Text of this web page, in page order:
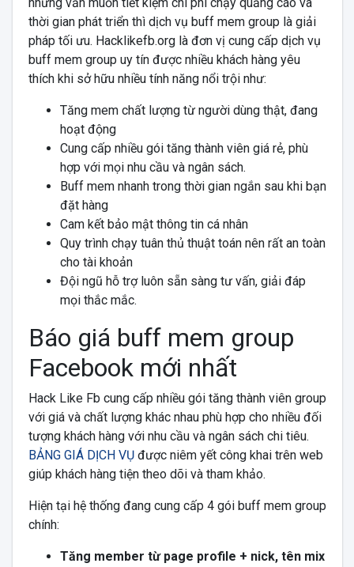
nhưng vấn muốn tiết kiệm chi phí chạy quảng cáo và
thời gian phát triển thì dịch vụ buff mem group là giải
pháp tối ưu. Hacklikefb.org là đơn vị cung cấp dịch vụ
buff mem group uy tín được nhiều khách hàng yêu
thích khi sở hữu nhiều tính năng nổi trội như:
Tăng mem chất lượng từ người dùng thật, đang
hoạt động
Cung cấp nhiều gói tăng thành viên giá rẻ, phù
hợp với mọi nhu cầu và ngân sách.
Buff mem nhanh trong thời gian ngắn sau khi bạn
đặt hàng
Cam kết bảo mật thông tin cá nhân
Quy trình chạy tuân thủ thuật toán nên rất an toàn
cho tài khoản
Đội ngũ hỗ trợ luôn sẵn sàng tư vấn, giải đáp
mọi thắc mắc.
Báo giá buff mem group
Facebook mới nhất
Hack Like Fb cung cấp nhiều gói tăng thành viên group
với giá và chất lượng khác nhau phù hợp cho nhiều đối
tượng khách hàng với nhu cầu và ngân sách chi tiêu.
BẢNG GIÁ DỊCH VỤđược niêm yết công khai trên web
giúp khách hàng tiện theo dõi và tham khảo.
Hiện tại hệ thống đang cung cấp 4 gói buff mem group
chính:
Tăng member từ page profile + nick, tên mix